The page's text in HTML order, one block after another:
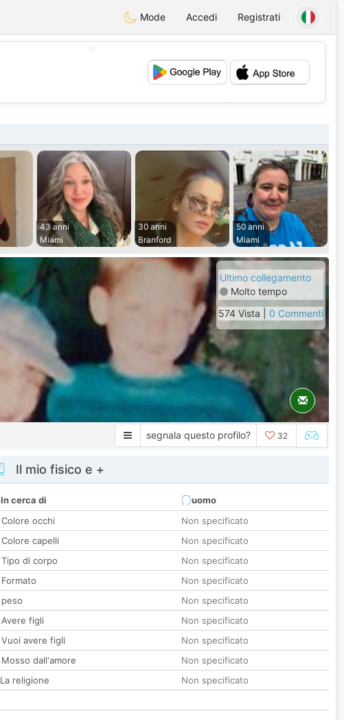
Mode Accedi Registrati
43 anni
Miami
30 anni
Branford
50 anni
Miami
Ultimo collegamento
Molto tempo
574 Vista | 0 Commenti
segnala questo profilo? 32
Il mio fisico e +
In cerca di
uomo
Colore occhi
Non specificato
Colore capelli
Non specificato
Tipo di corpo
Non specificato
Formato
Non specificato
peso
Non specificato
Avere figli
Non specificato
Vuoi avere figli
Non specificato
Mosso dall'amore
Non specificato
La religione
Non specificato